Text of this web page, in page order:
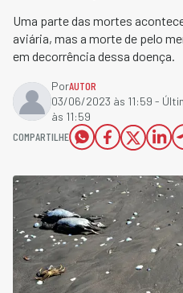
Uma parte das mortes
aviária, mas a morte de pelo
em decorrência dessa doença.
PorAUTOR
03/06/2023 às 11:59 -
às 11:59
COMPARTILHE